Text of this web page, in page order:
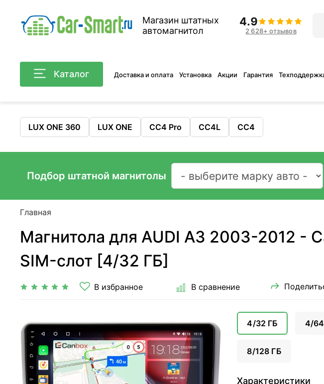
Магазин штатных
автомагнитол
4.9
2 628+ отзывов
Каталог Доставка и оплата Установка Акции Гарантия
LUX ONE 360 LUX ONE CC4 Pro CC4L CC4
Подбор штатной магнитолы
Главная
Магнитола для AUDI A3 2003-2012 -
SIM-слот [4/32 ГБ]
В избранное В сравнение
4/32 ГБ 4/
8/128 ГБ
Характеристики